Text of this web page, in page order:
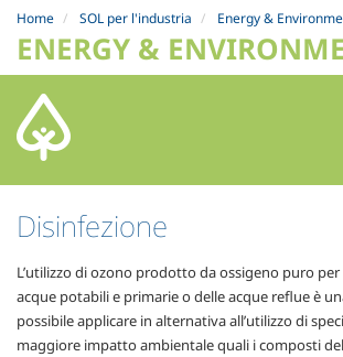
Home SOL per l'industria Energy &
ENERGY &
Disinfezione
L’utilizzo di ozono prodotto da ossigeno puro
acque potabili e primarie o delle acque reflue è
possibile applicare in alternativa all’utilizzo di
maggiore impatto ambientale quali i composti